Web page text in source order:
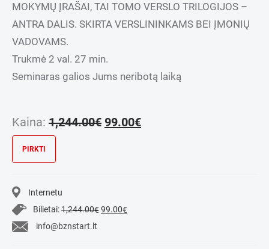
MOKYMŲ ĮRAŠAI, TAI TOMO VERSLO TRILOGIJOS –
ANTRA DALIS. SKIRTA VERSLININKAMS BEI ĮMONIŲ
VADOVAMS.
Trukmė 2 val. 27 min.
Seminaras galios Jums neribotą laiką
Kaina: 1,244.00€ Original
99.00€Current
PIRKTI
Internetu
Bilietai:1,244.00€Original
99.00€Current
info@bznstart.lt